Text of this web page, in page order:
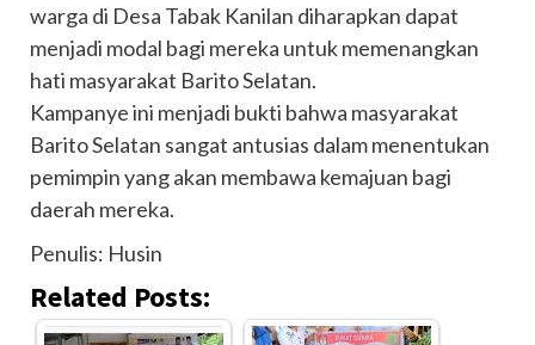
warga di Desa Tabak Kanilan diharapkan dapat
menjadi modal bagi mereka untuk memenangkan
hati masyarakat Barito Selatan.
Kampanye ini menjadi bukti bahwa masyarakat
Barito Selatan sangat antusias dalam menentukan
pemimpin yang akan membawa kemajuan bagi
daerah mereka.
Penulis: Husin
Related Posts: